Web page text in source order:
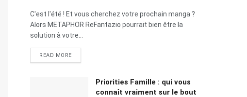
C'est l'été ! Et vous cherchez votre prochain manga ?
Alors METAPHOR ReFantazio pourrait bien être la
solution à votre...
READ MORE
Priorities Famille : qui vous
connaît vraiment sur le bout